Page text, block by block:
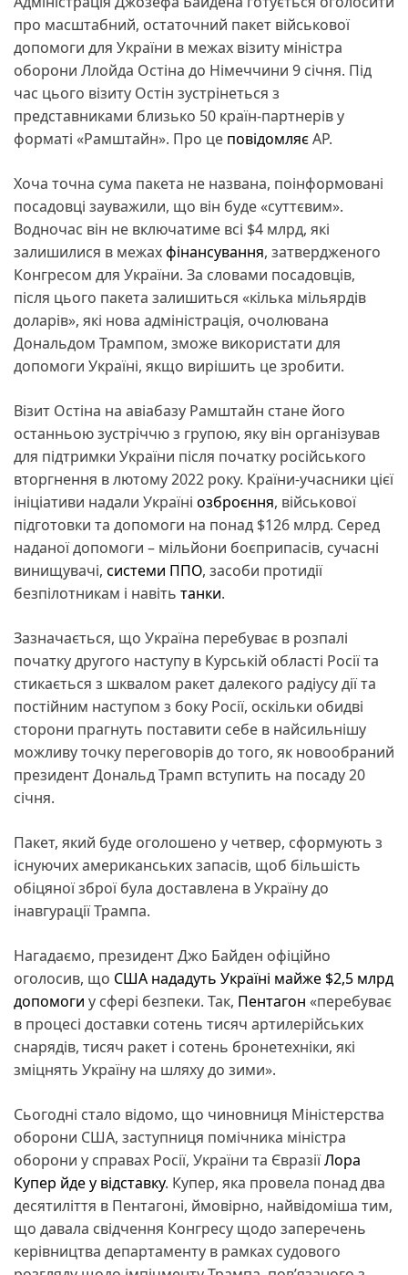
про масштабний, остаточний пакет військової
допомоги для України в межах візиту міністра
оборони Ллойда Остіна до Німеччини 9 січня. Під
час цього візиту Остін зустрінеться з
представниками близько 50 країн-партнерів у
форматі «Рамштайн». Про це повідомляєАР.
Хоча точна сума пакета не названа, поінформовані
посадовці зауважили, що він буде «суттєвим».
Водночас він не включатиме всі $4 млрд, які
залишилися в межахфінансування, затвердженого
Конгресом для України. За словами посадовців,
після цього пакета залишиться «кілька мільярдів
доларів», які нова адміністрація, очолювана
Дональдом Трампом, зможе використати для
допомоги Україні, якщо вирішить це зробити.
Візит Остіна на авіабазу Рамштайн стане його
останньою зустріччю з групою, яку він організував
для підтримки України після початку російського
вторгнення в лютому 2022 року. Країни-учасники цієї
ініціативи надали Україні озброєння, військової
підготовки та допомоги на понад $126 млрд. Серед
наданої допомоги – мільйони боєприпасів, сучасні
винищувачі, системи ППО, засоби протидії
безпілотникам і навіть танки.
Зазначається, що Україна перебуває в розпалі
початку другого наступу в Курській області Росії та
стикається з шквалом ракет далекого радіусу дії та
постійним наступом з боку Росії, оскільки обидві
сторони прагнуть поставити себе в найсильнішу
можливу точку переговорів до того, як новообраний
президент Дональд Трамп вступить на посаду 20
січня.
Пакет, який буде оголошено у четвер, сформують з
існуючих американських запасів, щоб більшість
обіцяної зброї була доставлена в Україну до
інавгурації Трампа.
Нагадаємо, президент Джо Байден офіційно
оголосив, що США нададуть Україні майже $2,5 млрд
допомоги у сфері безпеки. Так, Пентагон «перебуває
в процесі доставки сотень тисяч артилерійських
снарядів, тисяч ракет і сотень бронетехніки, які
зміцнять Україну на шляху до зими».
Сьогодні стало відомо, що чиновниця Міністерства
оборони США, заступниця помічника міністра
оборони у справах Росії, України та ЄвразіїЛора
Купер йде у відставку. Купер, яка провела понад два
десятиліття в Пентагоні, ймовірно, найвідоміша тим,
що давала свідчення Конгресу щодо заперечень
керівництва департаменту в рамках судового